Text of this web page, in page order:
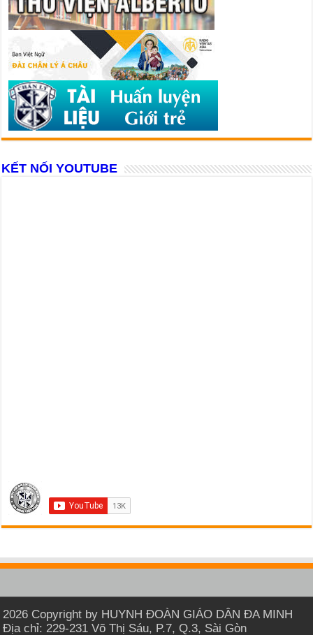
KẾT NỐI YOUTUBE
2026 Copyright by HUYNH ĐOÀN GIÁO DÂN ĐA MINH
Địa chỉ: 229-231 Võ Thị Sáu, P.7, Q.3, Sài Gòn